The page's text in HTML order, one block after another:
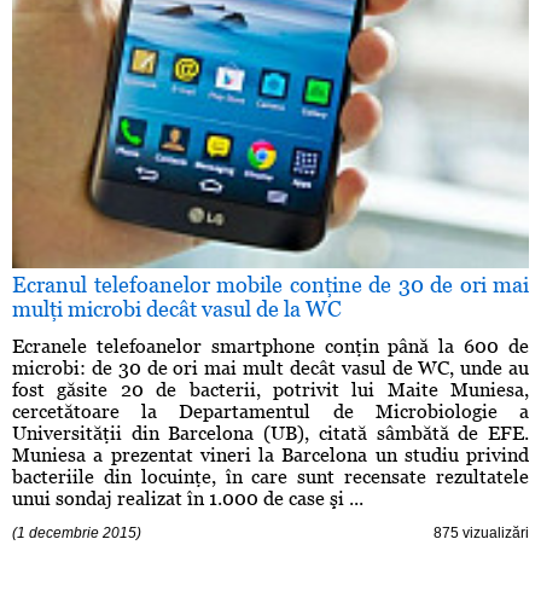
Ecranul telefoanelor mobile conţine de 30 de ori mai
mulţi microbi decât vasul de la WC
Ecranele telefoanelor smartphone conţin până la 600 de
microbi: de 30 de ori mai mult decât vasul de WC, unde au
fost găsite 20 de bacterii, potrivit lui Maite Muniesa,
cercetătoare la Departamentul de Microbiologie a
Universităţii din Barcelona (UB), citată sâmbătă de EFE.
Muniesa a prezentat vineri la Barcelona un studiu privind
bacteriile din locuinţe, în care sunt recensate rezultatele
unui sondaj realizat în 1.000 de case şi ...
(1 decembrie 2015) 875 vizualizări